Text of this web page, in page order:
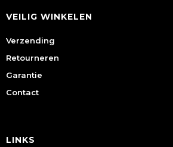
VEILIG WINKELEN
Verzending
Retourneren
Garantie
Contact
LINKS